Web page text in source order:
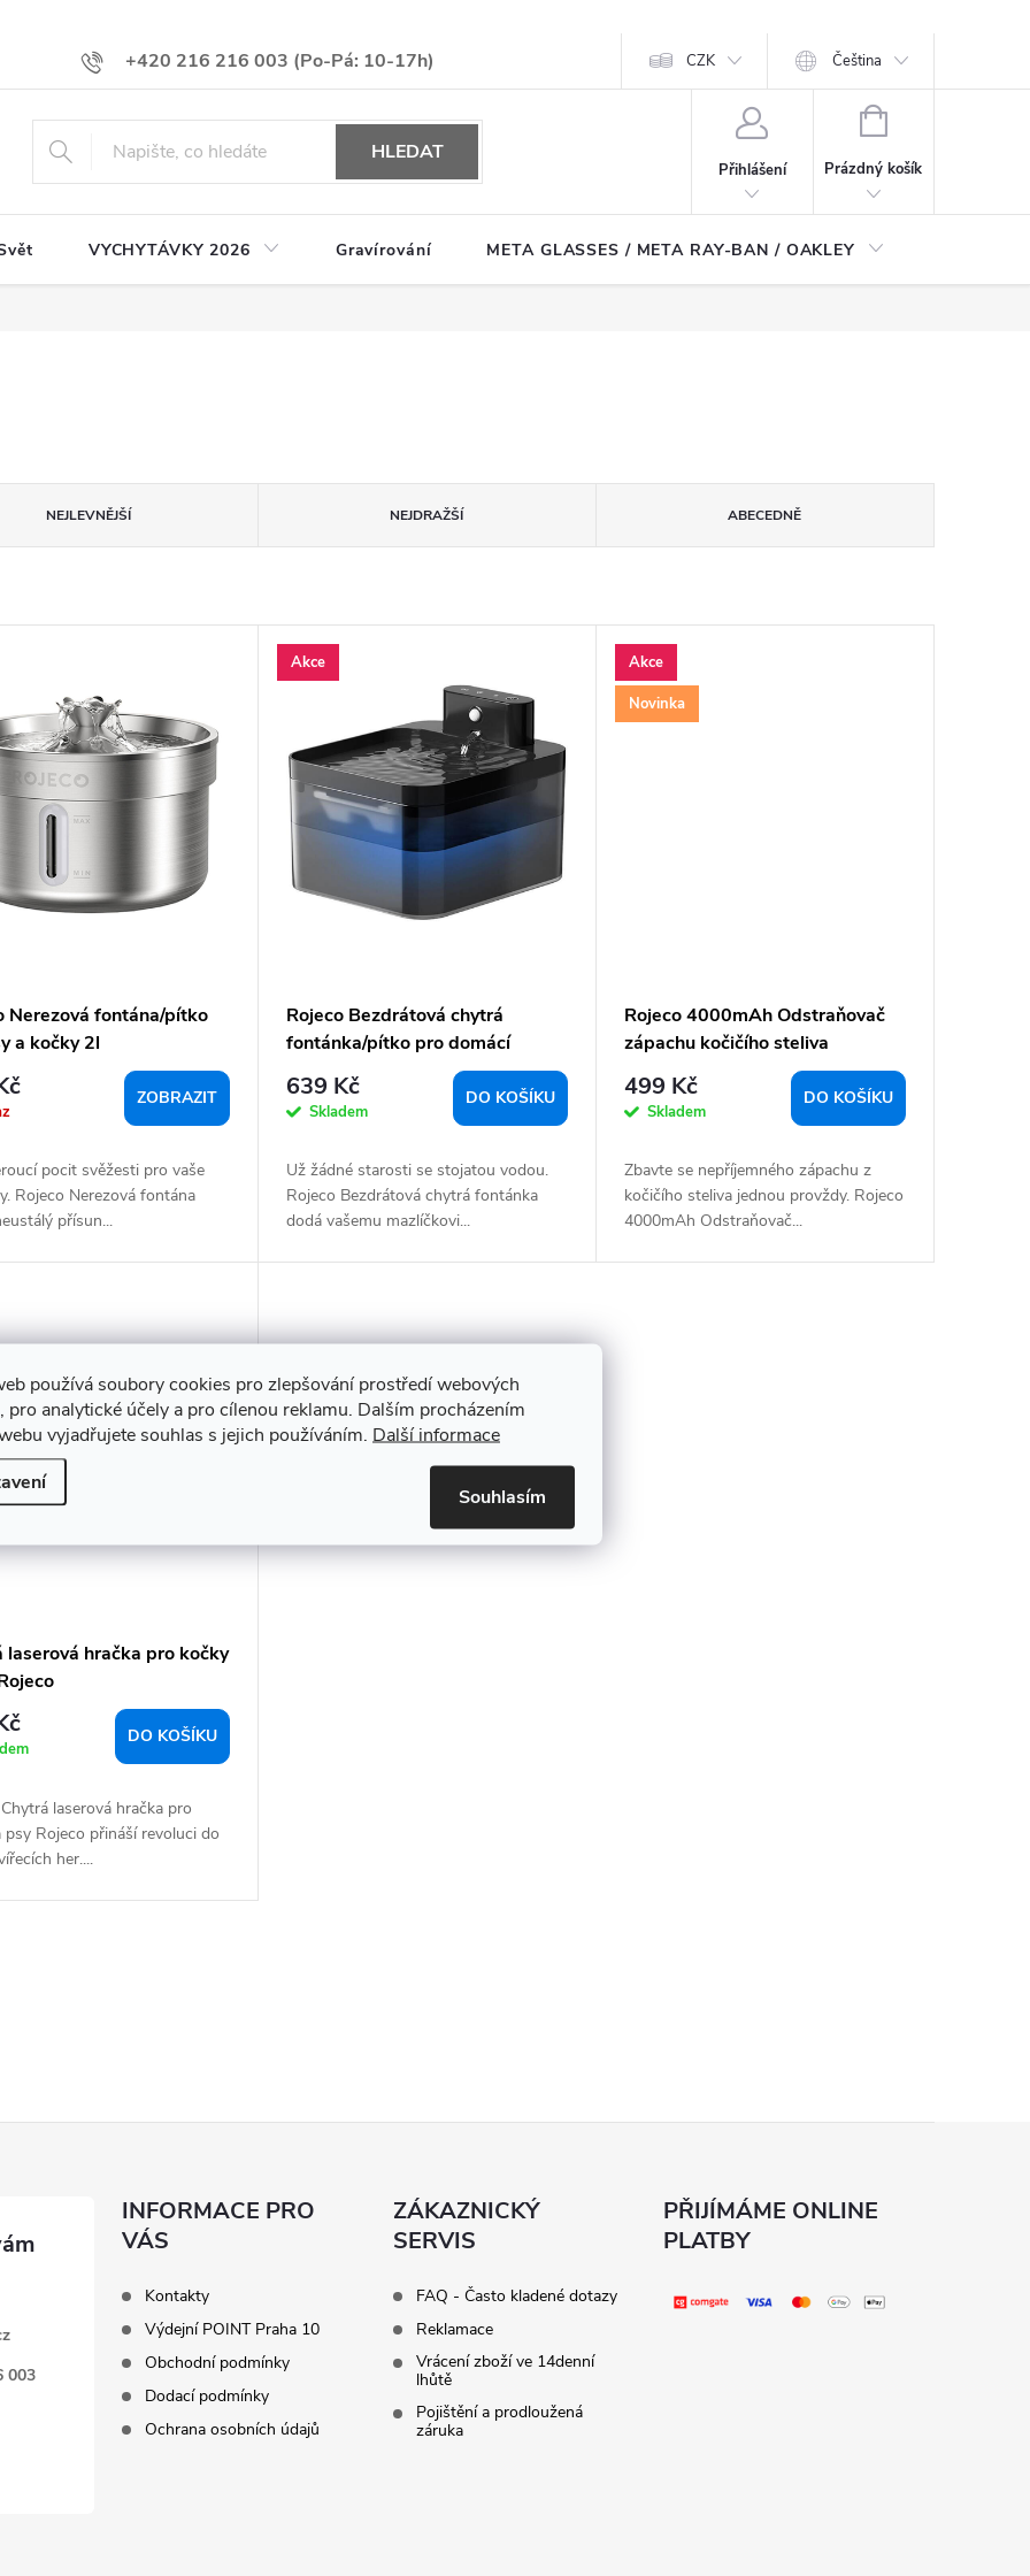
používá soubory cookies pro zlepšování prostředí webových
pro analytické účely a pro cílenou reklamu. Dalším procházením
vyjadřujete souhlas s jejich používáním. Další informace
Souhlasím
+420 216 216 003 CZK Čeština
HLEDAT
Přihlášení
NÁKUPNÍ
Prázdný košík
VYCHYTÁVKY 2026 Gravírování META GLASSES / META RAY-BAN / OAKLEY
NEJLEVNĚJŠÍ NEJDRAŽŠÍ ABECEDNĚ
Nerezová fontána/pítko
a kočky 2l
ZOBRAZIT
pocit svěžesti pro vaše
Rojeco Nerezová fontána
přísun...
Akce
Rojeco Bezdrátová chytrá
fontánka/pítko pro domácí
mazlíčky o objemu 2,2 l
639 Kč
Skladem
DO KOŠÍKU
Už žádné starosti se stojatou vodou.
Rojeco Bezdrátová chytrá fontánka
dodá vašemu mazlíčkovi...
Akce
Novinka
Rojeco 4000mAh Odstraňovač
zápachu kočičího steliva
499 Kč
Skladem
DO KOŠÍKU
Zbavte se nepříjemného zápachu z
kočičího steliva jednou provždy. Rojeco
4000mAh Odstraňovač...
laserová hračka pro kočky
DO KOŠÍKU
laserová hračka pro
psy Rojeco přináší revoluci do
her....
003
INFORMACE PRO
VÁS
Kontakty
Výdejní POINT Praha 10
Obchodní podmínky
Dodací podmínky
Ochrana osobních údajů
ZÁKAZNICKÝ
SERVIS
FAQ - Často kladené dotazy
Reklamace
Vrácení zboží ve 14denní
lhůtě
Pojištění a prodloužená
záruka
PŘIJÍMÁME ONLINE
PLATBY